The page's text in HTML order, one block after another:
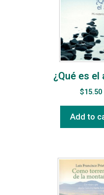
¿Qué es el
$15.50
Add to